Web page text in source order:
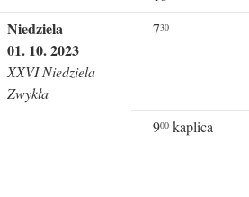
Niedziela
01. 10. 2023
XXVI Niedziela
Zwykła
730
900 kaplica